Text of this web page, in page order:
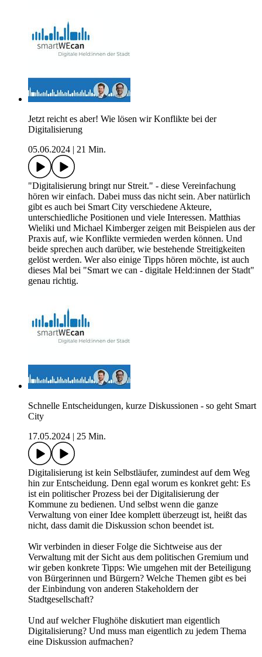
Jetzt reicht es aber! Wie lösen wir Konflikte bei der
Digitalisierung
05.06.2024
21 Min.
"Digitalisierung bringt nur Streit." - diese Vereinfachung
hören wir einfach. Dabei muss das nicht sein. Aber natürlich
gibt es auch bei Smart City verschiedene Akteure,
unterschiedliche Positionen und viele Interessen. Matthias
Wieliki und Michael Kimberger zeigen mit Beispielen aus der
Praxis auf, wie Konflikte vermieden werden können. Und
beide sprechen auch darüber, wie bestehende Streitigkeiten
gelöst werden. Wer also einige Tipps hören möchte, ist auch
dieses Mal bei "Smart we can - digitale Held:innen der Stadt"
genau richtig.
Schnelle Entscheidungen, kurze Diskussionen - so geht Smart
City
17.05.2024
25 Min.
Digitalisierung ist kein Selbstläufer, zumindest auf dem Weg
hin zur Entscheidung. Denn egal worum es konkret geht: Es
ist ein politischer Prozess bei der Digitalisierung der
Kommune zu bedienen. Und selbst wenn die ganze
Verwaltung von einer Idee komplett überzeugt ist, heißt das
nicht, dass damit die Diskussion schon beendet ist.
Wir verbinden in dieser Folge die Sichtweise aus der
Verwaltung mit der Sicht aus dem politischen Gremium und
wir geben konkrete Tipps: Wie umgehen mit der Beteiligung
von Bürgerinnen und Bürgern? Welche Themen gibt es bei
der Einbindung von anderen Stakeholdern der
Stadtgesellschaft?
Und auf welcher Flughöhe diskutiert man eigentlich
Digitalisierung? Und muss man eigentlich zu jedem Thema
eine Diskussion aufmachen?